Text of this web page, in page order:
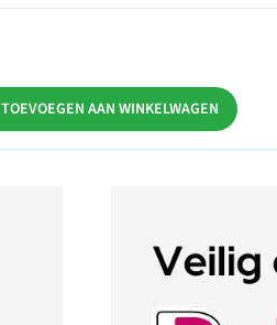
TOEVOEGEN AAN WINKELWAGEN